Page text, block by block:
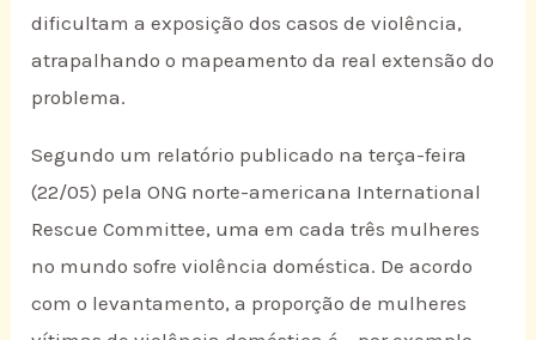
dificultam a exposição dos casos de violência,
atrapalhando o mapeamento da real extensão do
problema.
Segundo um relatório publicado na terça-feira
(22/05) pela ONG norte-americana International
Rescue Committee, uma em cada três mulheres
no mundo sofre violência doméstica. De acordo
com o levantamento, a proporção de mulheres